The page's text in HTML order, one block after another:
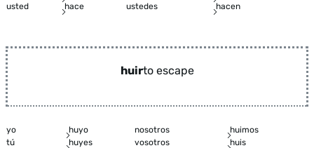
usted
hace ustedes hacen
huirto escape
yo huyo nosotros
huimos
tú
huyes vosotros
huis